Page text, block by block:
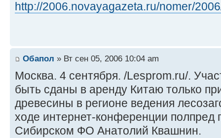
http://2006.novayagazeta.ru/nomer/
Обапол » Вт сен 05, 2006 10:04 am
Москва. 4 сентября. /Lesprom.ru/.
быть сданы в аренду Китаю только
древесины в регионе ведения
ходе интернет-конференции полпред
Сибирском ФО Анатолий Квашнин.